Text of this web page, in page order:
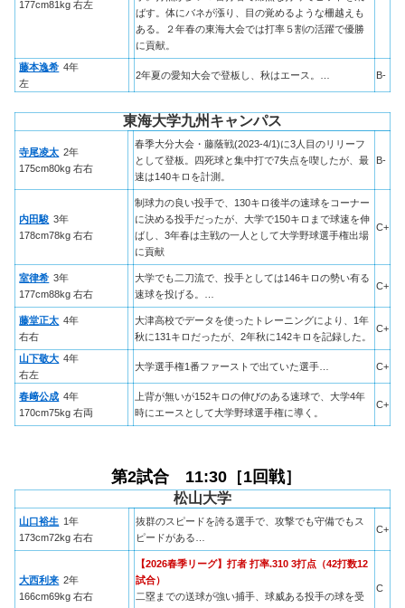
177cm81kg 右左
ばす。体にバネが漲り、目の覚めるような柵越えも
ある。２年春の東海大会では打率５割の活躍で優勝
に貢献。
藤本逸希 4年
左
2年夏の愛知大会で登板し、秋はエース。… B-
東海大学九州キャンパス
寺尾凌太 2年
175cm80kg 右右
春季大分大会・藤蔭戦(2023-4/1)に3人目のリリーフ
として登板。四死球と集中打で7失点を喫したが、最
速は140キロを計測。
B-
内田駿 3年
178cm78kg 右右
制球力の良い投手で、130キロ後半の速球をコーナー
に決める投手だったが、大学で150キロまで球速を伸
ばし、3年春は主戦の一人として大学野球選手権出場
に貢献
C+
室律希 3年
177cm88kg 右右
大学でも二刀流で、投手としては146キロの勢い有る
速球を投げる。…
C+
藤堂正太 4年
右右
大津高校でデータを使ったトレーニングにより、1年
秋に131キロだったが、2年秋に142キロを記録した。
C+
山下敬大 4年
右左
大学選手権1番ファーストで出ていた選手… C+
春﨑公成 4年
170cm75kg 右両
上背が無いが152キロの伸びのある速球で、大学4年
時にエースとして大学野球選手権に導く。
C+
第2試合 11:30［1回戦］
松山大学
山口裕生 1年
173cm72kg 右右
抜群のスピードを誇る選手で、攻撃でも守備でもス
ピードがある…
C+
大西利来 2年
166cm69kg 右右
【2026春季リーグ】打者 打率.310 3打点（42打数12
試合）
二塁までの送球が強い捕手、球威ある投手の球を受
C